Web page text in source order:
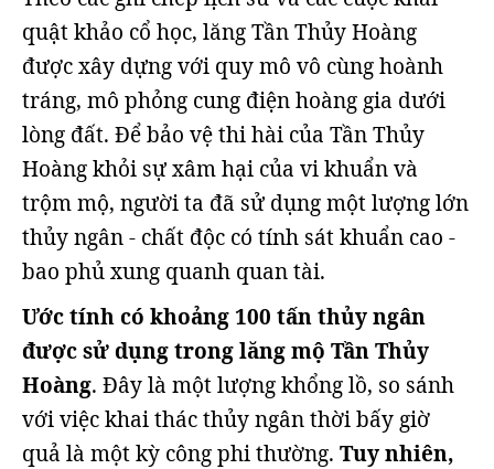
quật khảo cổ học, lăng Tần Thủy Hoàng
được xây dựng với quy mô vô cùng hoành
tráng, mô phỏng cung điện hoàng gia dưới
lòng đất. Để bảo vệ thi hài của Tần Thủy
Hoàng khỏi sự xâm hại của vi khuẩn và
trộm mộ, người ta đã sử dụng một lượng lớn
thủy ngân - chất độc có tính sát khuẩn cao -
bao phủ xung quanh quan tài.
Ước tính có khoảng 100 tấn thủy ngân
được sử dụng trong lăng mộ Tần Thủy
Hoàng. Đây là một lượng khổng lồ, so sánh
với việc khai thác thủy ngân thời bấy giờ
quả là một kỳ công phi thường. Tuy nhiên,